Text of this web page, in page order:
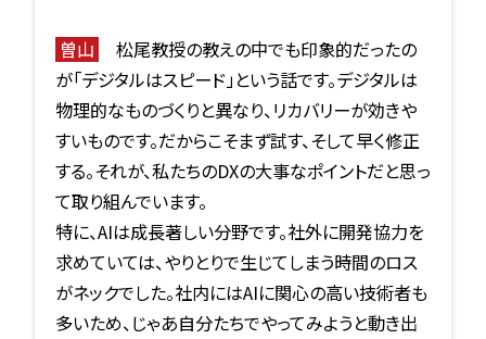
曽山
松尾教授の教えの中でも印象的だったの
が「デジタルはスピード」という話です。デジタルは
物理的なものづくりと異なり、リカバリーが効きや
すいものです。だからこそまず試す、そして早く修正
する。それが、私たちのDXの大事なポイントだと思っ
て取り組んでいます。
特に、AIは成長著しい分野です。社外に開発協力を
求めていては、やりとりで生じてしまう時間のロス
がネックでした。社内にはAIに関心の高い技術者も
多いため、じゃあ自分たちでやってみようと動き出